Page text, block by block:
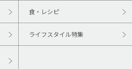
食・レシピ
ライフスタイル特集